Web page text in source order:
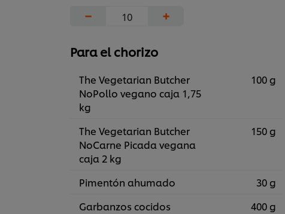
−
+
Para el chorizo
The Vegetarian Butcher
NoPollo vegano caja 1,75
kg
100 g
The Vegetarian Butcher
NoCarne Picada vegana
caja 2 kg
150 g
Pimentón ahumado
30 g
Garbanzos cocidos
400 g